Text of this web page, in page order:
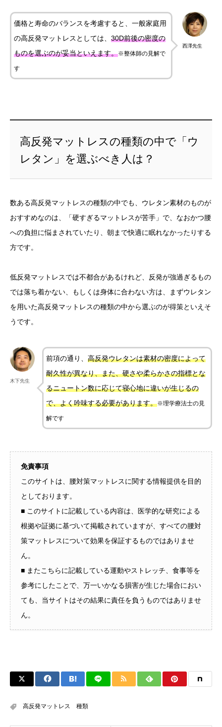
西澤先生
価格と寿命のバランスを考慮すると、一般家庭用
の高反発マットレスとしては、 30D前後の密度の
ものを選ぶのが妥当といえます。※整体師の見解で
す
高反発マットレスの種類の中で「ウ
レタン」を選ぶべき人は？
数ある高反発マットレスの種類の中でも、ウレタン素材のものが
おすすめなのは、「硬すぎるマットレスが苦手」で、なおかつ腰
への負担に悩まされていたり、朝まで快適に眠れなかったりする
方です。
低反発マットレスでは不都合があるけれど、反発が強過ぎるもの
では落ち着かない、もしくは身体に合わない方は、まずウレタン
を用いた高反発マットレスの種類の中から選ぶのが得策といえそ
うです。
木下先生
前項の通り、 高反発ウレタンは素材の密度によって
耐久性が異なり、また、硬さや柔らかさの指標とな
るニュートン数に応じて寝心地に違いが生じるの
で、よく吟味する必要があります。※理学療法士の見
解です
免責事項
このサイトは、腰対策マットレスに関する情報提供を目的
としております。
■ このサイトに記載している内容は、医学的な研究による
根拠や証拠に基づいて掲載されていますが、すべての腰対
策マットレスについて効果を保証するものではありませ
ん。
■ またこちらに記載している運動やストレッチ、食事等を
参考にしたことで、万一いかなる損害が生じた場合におい
ても、当サイトはその結果に責任を負うものではありませ
ん。
高反発マットレス 種類